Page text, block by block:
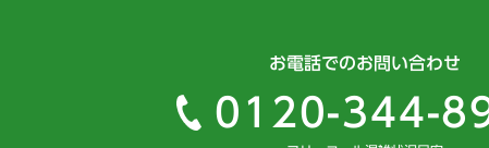
お電話でのお問い合わせ
0120-344-